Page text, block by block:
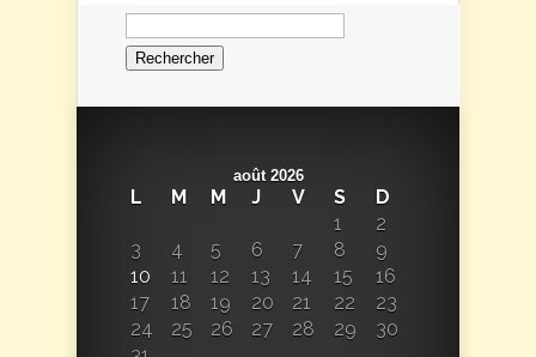
Rechercher :
août 2026
L M M J V S
D
1
2
3
4 5 6 7 8
9
10
11 12 13 14 15
16
17
18 19 20 21 22
23
24
25 26 27 28 29
30